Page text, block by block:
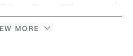
(Europe|FR)
MORE